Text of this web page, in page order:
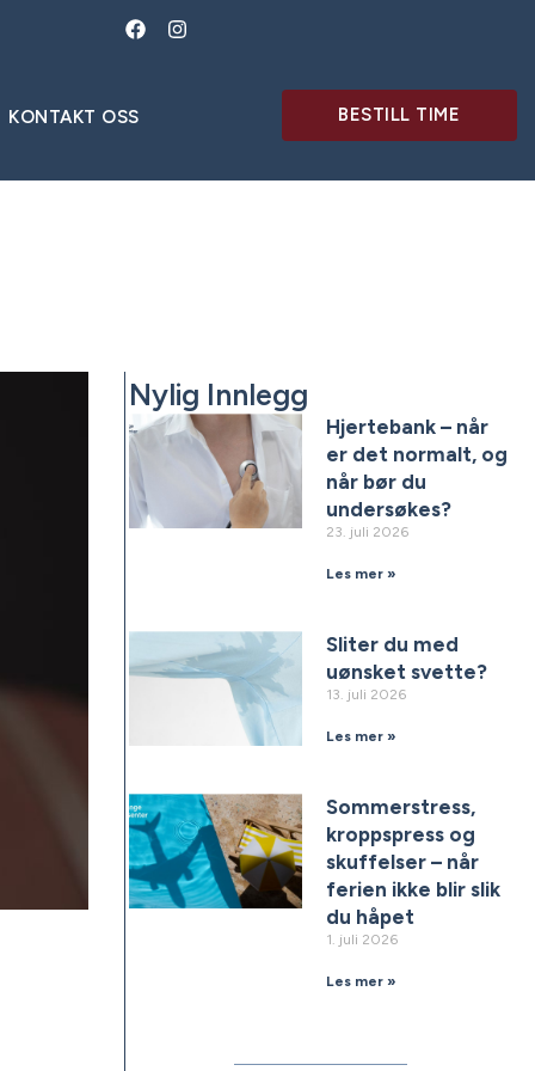
KONTAKT OSS BESTILL TIME
Nylig Innlegg
Hjertebank – når
er det normalt, og
når bør du
undersøkes?
23. juli 2026
Les mer »
Sliter du med
uønsket svette?
13. juli 2026
Les mer »
Sommerstress,
kroppspress og
skuffelser – når
ferien ikke blir slik
du håpet
1. juli 2026
Les mer »